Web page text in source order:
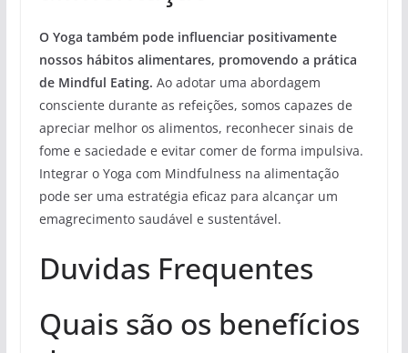
O Yoga também pode influenciar positivamente
nossos hábitos alimentares, promovendo a prática
de Mindful Eating. Ao adotar uma abordagem
consciente durante as refeições, somos capazes de
apreciar melhor os alimentos, reconhecer sinais de
fome e saciedade e evitar comer de forma impulsiva.
Integrar o Yoga com Mindfulness na alimentação
pode ser uma estratégia eficaz para alcançar um
emagrecimento saudável e sustentável.
Duvidas Frequentes
Quais são os benefícios